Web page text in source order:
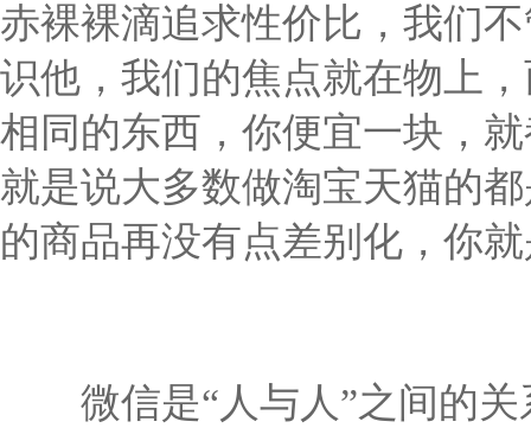
赤裸裸滴追求性价比，我们
识他，我们的焦点就在物上
相同的东西，你便宜一块，
就是说大多数做淘宝天猫的
的商品再没有点差别化，你
微信是“人与人”之间的关